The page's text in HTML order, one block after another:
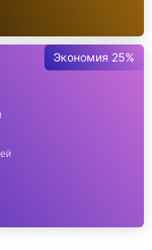
Экономия 25%